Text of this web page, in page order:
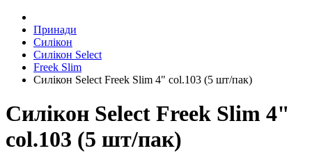
Принади
Силікон
Силікон Select
Freek Slim
Силікон Select Freek Slim 4" col.103 (5 шт/пак)
Силікон Select Freek Slim 4"
col.103 (5 шт/пак)